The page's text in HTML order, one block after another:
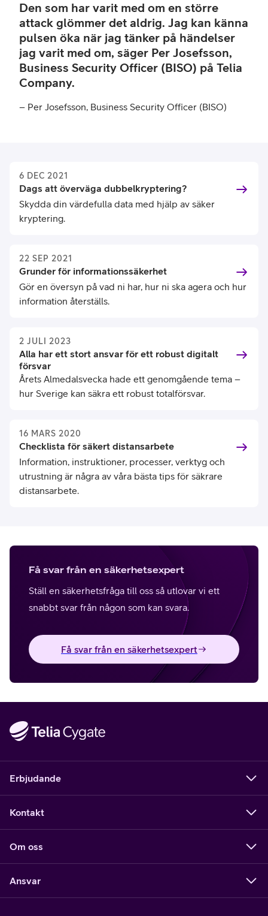
Den som har varit med om en större
attack glömmer det aldrig. Jag kan känna
pulsen öka när jag tänker på händelser
jag varit med om, säger Per Josefsson,
Business Security Officer (BISO) på Telia
Company.
– Per Josefsson, Business Security Officer (BISO)
6 DEC 2021
Dags att överväga dubbelkryptering?
Skydda din värdefulla data med hjälp av säker
kryptering.
22 SEP 2021
Grunder för informationssäkerhet
Gör en översyn på vad ni har, hur ni ska agera och hur
information återställs.
2 JULI 2023
Alla har ett stort ansvar för ett robust digitalt
försvar
Årets Almedalsvecka hade ett genomgående tema –
hur Sverige kan säkra ett robust totalförsvar.
16 MARS 2020
Checklista för säkert distansarbete
Information, instruktioner, processer, verktyg och
utrustning är några av våra bästa tips för säkrare
distansarbete.
Få svar från en säkerhetsexpert
Ställ en säkerhetsfråga till oss så utlovar vi ett
snabbt svar från någon som kan svara.
Få svar från en säkerhetsexpert
Erbjudande
Kontakt
Om oss
Ansvar